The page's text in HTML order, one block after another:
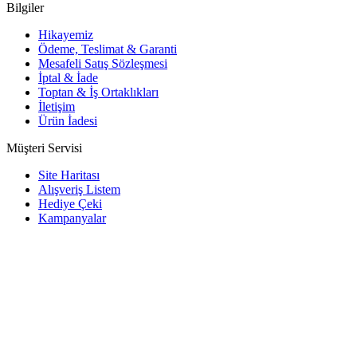
Bilgiler
Hikayemiz
Ödeme, Teslimat & Garanti
Mesafeli Satış Sözleşmesi
İptal & İade
Toptan & İş Ortaklıkları
İletişim
Ürün İadesi
Müşteri Servisi
Site Haritası
Alışveriş Listem
Hediye Çeki
Kampanyalar